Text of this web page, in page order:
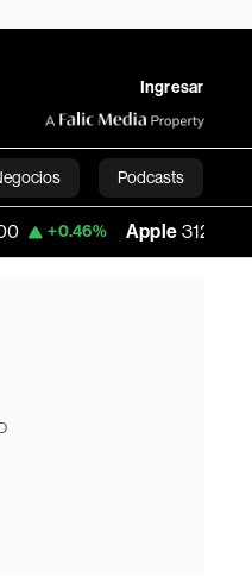
Ingresar
Podcasts
Apple 312.53 +0.51%